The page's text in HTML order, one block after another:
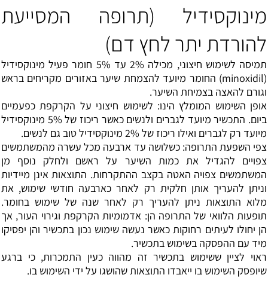
מינוקסידיל (תרופה המסייעת
להורדת יתר לחץ דם)
תמיסה לשימוש חיצוני, מכילה 2% עד 5% חומר פעיל מינוקסידיל
(minoxidil) החומר מיועד להצמחת שיער באזורים מקריחים בראש
וגורם להאצה בצמיחת השיער.
אופן השימוש המומלץ הינו: לשימוש חיצוני על הקרקפת כפעמיים
ביום. התכשיר מיועד לגברים ולנשים כאשר ריכוז של 5% מינוקסידיל
מיועד רק לגברים ואילו ריכוז של 2% מינוקסידיל טוב גם לנשים.
צפי השפעת התרופה: כשלושה עד ארבעה מכל עשרה מהמשתמשים
צפויים להגדיל את כמות השיער על ראשם ולחלק נוסף מן
המשתמשים צפויה האטה בקצב ההתקרחות. התוצאות אינן מיידיות
וניתן להעריך אותן חלקית רק לאחר כארבעה חודשי שימוש, את
מלוא התוצאות ניתן להעריך רק לאחר שנה של שימוש בחומר.
תופעות הלוואי של התרופה הן: אדמומיות הקרקפת וגירוי העור, אך
הן יחולו לעיתים רחוקות כאשר נעשה שימוש נכון בתכשיר והן יפסיקו
מיד עם ההפסקה בשימוש בתכשיר.
ראוי לציין ששימוש בתכשיר זה מהווה כעין התמכרות, כי ברגע
שיופסק השימוש בו ייאבדו התוצאות שהושגו על ידי השימוש בו.